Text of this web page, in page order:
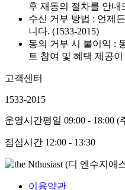
후 재동의 절차를 안내
수신 거부 방법 : 언제
니다. (1533-2015)
동의 거부 시 불이익 :
트 참여 및 혜택 제공
고객센터
1533-2015
운영시간평일 09:00 - 18:00
점심시간 12:00 - 13:30
이용약관